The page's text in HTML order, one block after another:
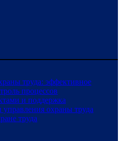
труда: эффективное
процессов
и поддержка
управления охраны труда
труда